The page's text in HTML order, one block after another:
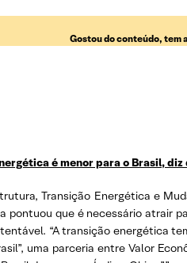
Gostou do conteúdo, tem
é menor para o Brasil, diz
Transição Energética e
pontuou que é necessário atrair
“A transição energética
uma parceria entre Valor